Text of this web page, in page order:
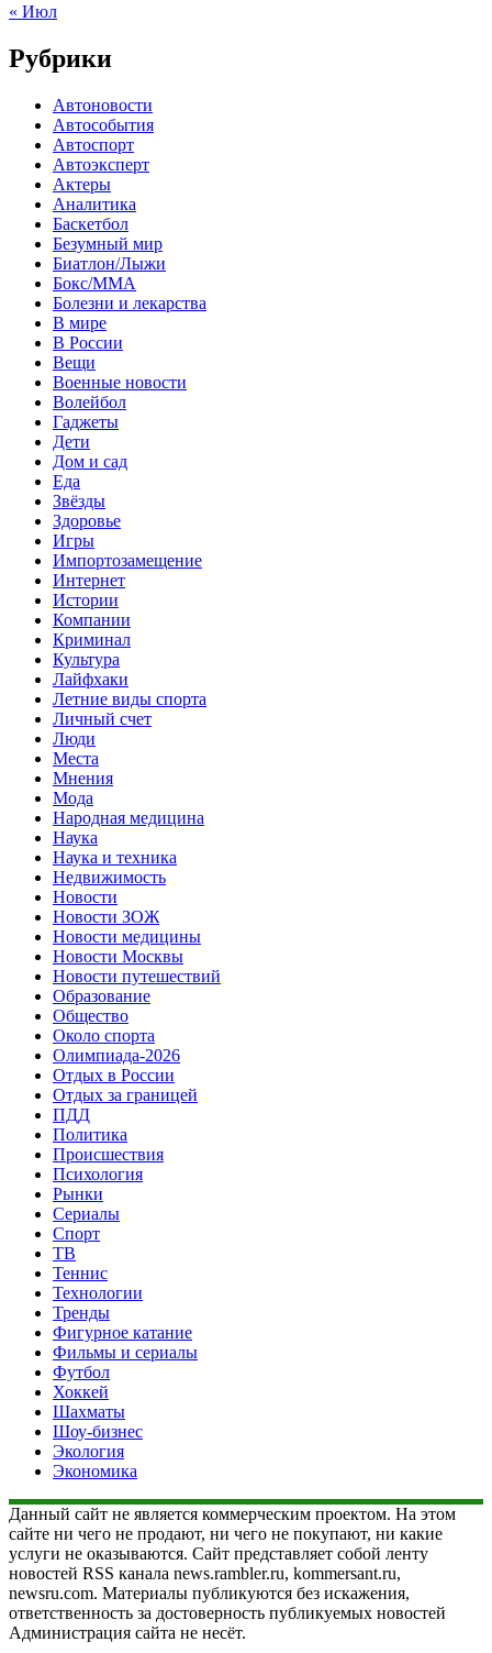
« Июл
Рубрики
Автоновости
Автособытия
Автоспорт
Автоэксперт
Актеры
Аналитика
Баскетбол
Безумный мир
Биатлон/Лыжи
Бокс/MMA
Болезни и лекарства
В мире
В России
Вещи
Военные новости
Волейбол
Гаджеты
Дети
Дом и сад
Еда
Звёзды
Здоровье
Игры
Импортозамещение
Интернет
Истории
Компании
Криминал
Культура
Лайфхаки
Летние виды спорта
Личный счет
Люди
Места
Мнения
Мода
Народная медицина
Наука
Наука и техника
Недвижимость
Новости
Новости ЗОЖ
Новости медицины
Новости Москвы
Новости путешествий
Образование
Общество
Около спорта
Олимпиада-2026
Отдых в России
Отдых за границей
ПДД
Политика
Происшествия
Психология
Рынки
Сериалы
Спорт
ТВ
Теннис
Технологии
Тренды
Фигурное катание
Фильмы и сериалы
Футбол
Хоккей
Шахматы
Шоу-бизнес
Экология
Экономика
Данный сайт не является коммерческим проектом. На этом
сайте ни чего не продают, ни чего не покупают, ни какие
услуги не оказываются. Сайт представляет собой ленту
новостей RSS канала news.rambler.ru, kommersant.ru,
newsru.com. Материалы публикуются без искажения,
ответственность за достоверность публикуемых новостей
Администрация сайта не несёт.